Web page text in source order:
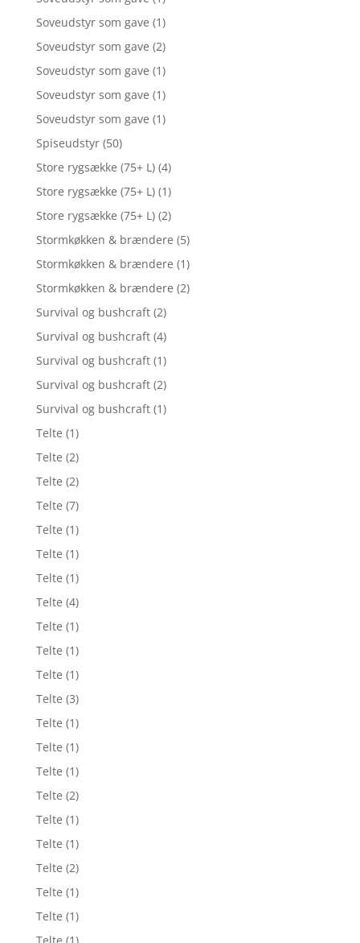
Soveudstyr som gave (1)
Soveudstyr som gave (2)
Soveudstyr som gave (1)
Soveudstyr som gave (1)
Soveudstyr som gave (1)
Spiseudstyr (50)
Store rygsække (75+ L) (4)
Store rygsække (75+ L) (1)
Store rygsække (75+ L) (2)
Stormkøkken & brændere (5)
Stormkøkken & brændere (1)
Stormkøkken & brændere (2)
Survival og bushcraft (2)
Survival og bushcraft (4)
Survival og bushcraft (1)
Survival og bushcraft (2)
Survival og bushcraft (1)
Telte (1)
Telte (2)
Telte (2)
Telte (7)
Telte (1)
Telte (1)
Telte (1)
Telte (4)
Telte (1)
Telte (1)
Telte (1)
Telte (3)
Telte (1)
Telte (1)
Telte (1)
Telte (2)
Telte (1)
Telte (1)
Telte (2)
Telte (1)
Telte (1)